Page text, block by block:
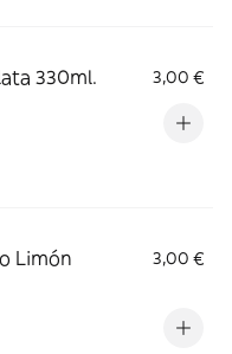
330ml. 3,00 €
Limón
3,00 €